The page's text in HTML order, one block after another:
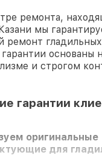
ремонта,
мы
ремонт
основаны
и строгом
гарантии
оригинальные
для